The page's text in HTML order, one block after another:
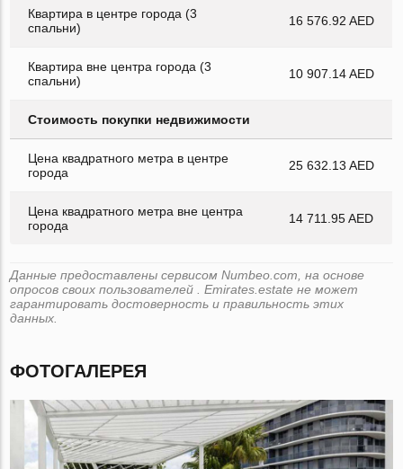
Квартира в центре города (3
спальни)
16 576.92 AED
Квартира вне центра города (3
спальни)
10 907.14 AED
Стоимость покупки недвижимости
Цена квадратного метра в центре
города
25 632.13 AED
Цена квадратного метра вне центра
города
14 711.95 AED
Данные предоставлены сервисом Numbeo.com, на основе
опросов своих пользователей . Emirates.estate не может
гарантировать достоверность и правильность этих
данных.
ФОТОГАЛЕРЕЯ